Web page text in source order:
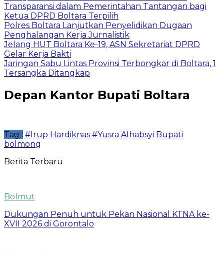
Transparansi dalam Pemerintahan Tantangan bagi
Ketua DPRD Boltara Terpilih
Polres Boltara Lanjutkan Penyelidikan Dugaan
Penghalangan Kerja Jurnalistik
Jelang HUT Boltara Ke-19, ASN Sekretariat DPRD
Gelar Kerja Bakti
Jaringan Sabu Lintas Provinsi Terbongkar di Boltara, 1
Tersangka Ditangkap
Depan Kantor Bupati Boltara
Tag : #Irup Hardiknas #Yusra Alhabsyi Bupati
bolmong
Berita Terbaru
Bolmut
Dukungan Penuh untuk Pekan Nasional KTNA ke-
XVII 2026 di Gorontalo